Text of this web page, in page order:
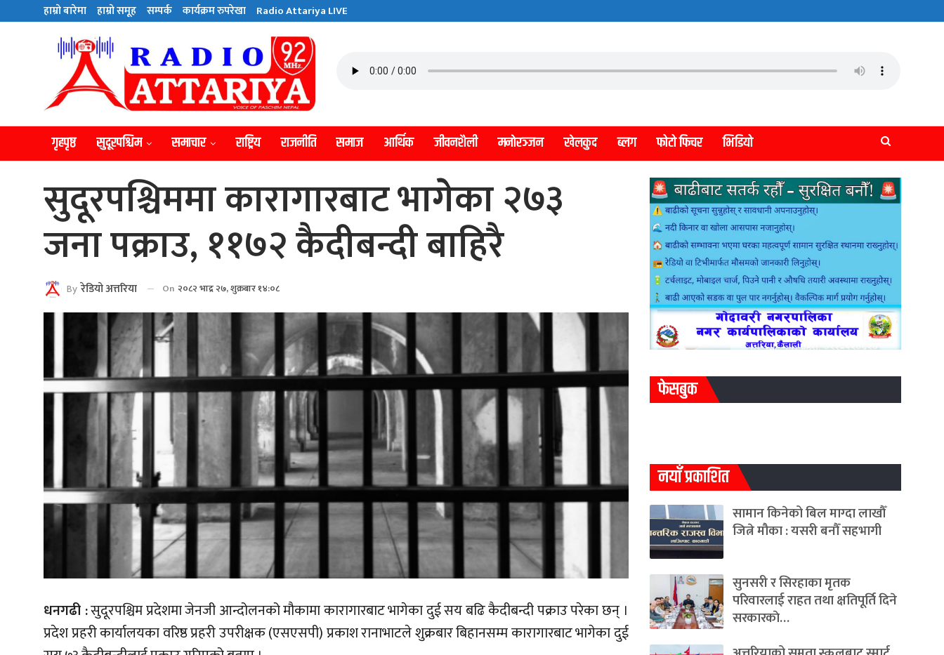
हाम्राे बारेमा हाम्राे समूह सम्पर्क कार्यक्रम रुपरेखा Radio Attariya LIVE
गृहपृष्ठ सुदूरपश्चिम समाचार राष्ट्रिय राजनीति समाज आर्थिक जीवनशैली मनाेरञ्जन खेलकुद ब्लग फोटो फिचर भिडियो
सुदूरपश्चिममा कारागारबाट भागेका २७३
जना पक्राउ, ११७२ कैदीबन्दी बाहिरै
By रेडियाे अत्तरिया On २०८२ भाद्र २७, शुक्रबार १४:०८
धनगढी :सुदूरपश्चिम प्रदेशमा जेनजी आन्दोलनको मौकामा कारागारबाट भागेका दुई सय बढि कैदीबन्दी पक्राउ परेका छन् ।
प्रदेश प्रहरी कार्यालयका वरिष्ठ प्रहरी उपरीक्षक (एसएसपी) प्रकाश रानाभाटले शुक्रबार बिहानसम्म कारागारबाट भागेका दुई
फेसबुक
नयाँ प्रकाशित
सामान किनेको बिल माग्दा लाखौँ
जित्ने मौका : यसरी बनौँ सहभागी
सुनसरी र सिरहाका मृतक
परिवारलाई राहत तथा क्षतिपूर्ति दिने
सरकारकाे…